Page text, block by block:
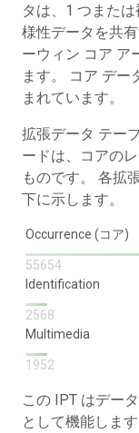
タは、1 つまた
様性データを共
ーウィン コア ア
ます。 コア デー
まれています。
拡張データ テー
ードは、コアの
ものです。 各拡
下に示します。
Occurrence (コア)
55654
Identification
2568
Multimedia
1952
この IPT はデー
として機能しま